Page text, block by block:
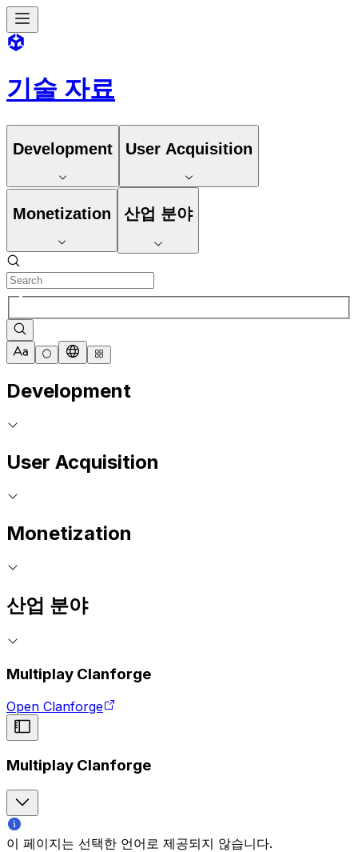
기술 자료
Development User Acquisition
Monetization 산업 분야
Development
User Acquisition
Monetization
산업 분야
Multiplay Clanforge
Open Clanforge
Multiplay Clanforge
이 페이지는 선택한 언어로 제공되지 않습니다.